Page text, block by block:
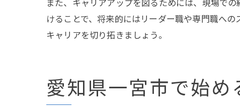
けることで、将来的にはリーダー職や専門職へ
キャリアを切り拓きましょう。
愛知県一宮市で始め